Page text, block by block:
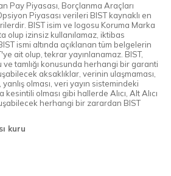
Pay Piyasası, Borçlanma Araçları
Piyasası verileri BIST kaynaklı en
BIST isim ve logosu Koruma Marka
olup izinsiz kullanılamaz, iktibas
ismi altında açıklanan tüm belgelerin
ait olup, tekrar yayınlanamaz. BIST,
tamlığı konusunda herhangi bir garanti
aksaklıklar, verinin ulaşmaması,
olması, veri yayın sistemindeki
olması gibi hallerde Alıcı, Alt Alıcı
herhangi bir zarardan BIST
kuru